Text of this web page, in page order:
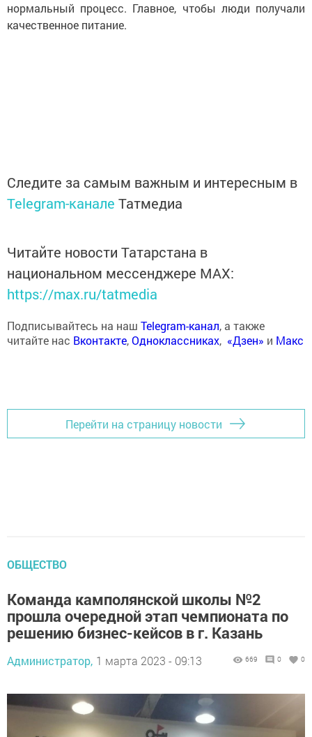
нормальный процесс. Главное, чтобы люди получали
качественное питание.
Следите за самым важным и интересным в
Telegram-канале Татмедиа
Читайте новости Татарстана в
национальном мессенджере MАХ:
https://max.ru/tatmedia
Подписывайтесь на наш Telegram-канал, а также
читайте нас Вконтакте,Одноклассниках, «Дзен» и Макс
Перейти на страницу новости
ОБЩЕСТВО
Команда камполянской школы №2
прошла очередной этап чемпионата по
решению бизнес-кейсов в г. Казань
Администратор, 1 марта 2023 - 09:13 669 0 0